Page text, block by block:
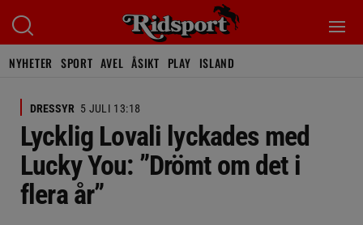
NYHETER SPORT AVEL ÅSIKT PLAY ISLAND
DRESSYR 5 JULI 13:18
Lycklig Lovali lyckades med
Lucky You: ”Drömt om det i
flera år”